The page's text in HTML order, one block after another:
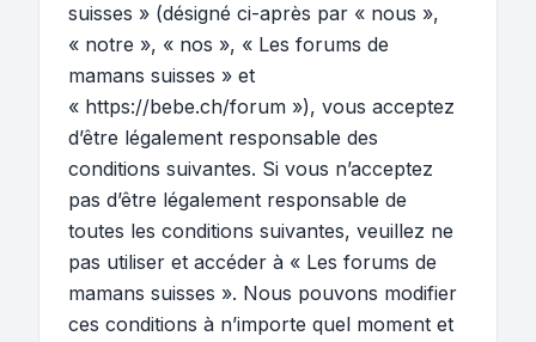
suisses » (désigné ci-après par « nous »,
« notre », « nos », « Les forums de
mamans suisses » et
« https://bebe.ch/forum »), vous acceptez
d’être légalement responsable des
conditions suivantes. Si vous n’acceptez
pas d’être légalement responsable de
toutes les conditions suivantes, veuillez ne
pas utiliser et accéder à « Les forums de
mamans suisses ». Nous pouvons modifier
ces conditions à n’importe quel moment et